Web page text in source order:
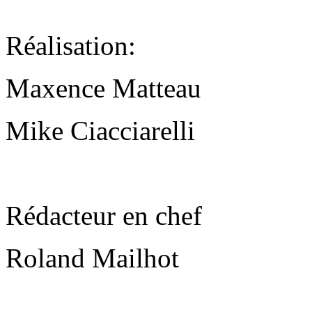
Réalisation:
Maxence Matteau
Mike Ciacciarelli
Rédacteur en chef
Roland Mailhot